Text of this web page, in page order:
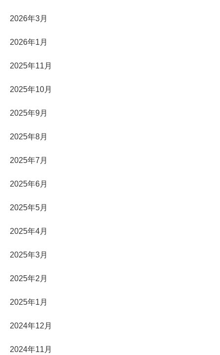
2026年3月
2026年1月
2025年11月
2025年10月
2025年9月
2025年8月
2025年7月
2025年6月
2025年5月
2025年4月
2025年3月
2025年2月
2025年1月
2024年12月
2024年11月